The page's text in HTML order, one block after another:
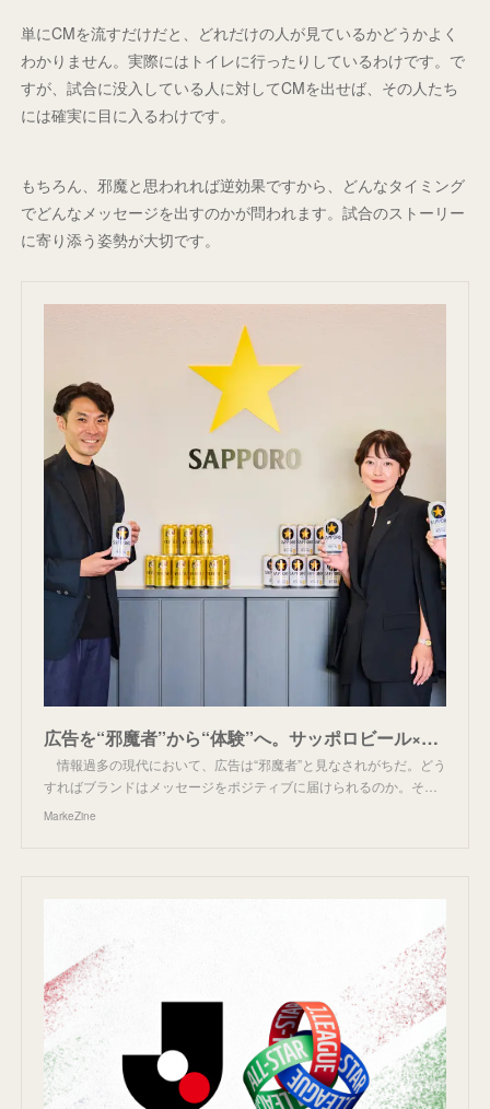
単にCMを流すだけだと、どれだけの人が見ているかどうかよく
わかりません。実際にはトイレに行ったりしているわけです。で
すが、試合に没入している人に対してCMを出せば、その人たち
には確実に目に入るわけです。
もちろん、邪魔と思われれば逆効果ですから、どんなタイミング
でどんなメッセージを出すのかが問われます。試合のストーリー
に寄り添う姿勢が大切です。
広告を“邪魔者”から“体験”へ。サッポロビール×DAZNが拓く「Fandomマーケティング」の新境地
情報過多の現代において、広告は“邪魔者”と見なされがちだ。どう
すればブランドはメッセージをポジティブに届けられるのか。そ…
MarkeZine